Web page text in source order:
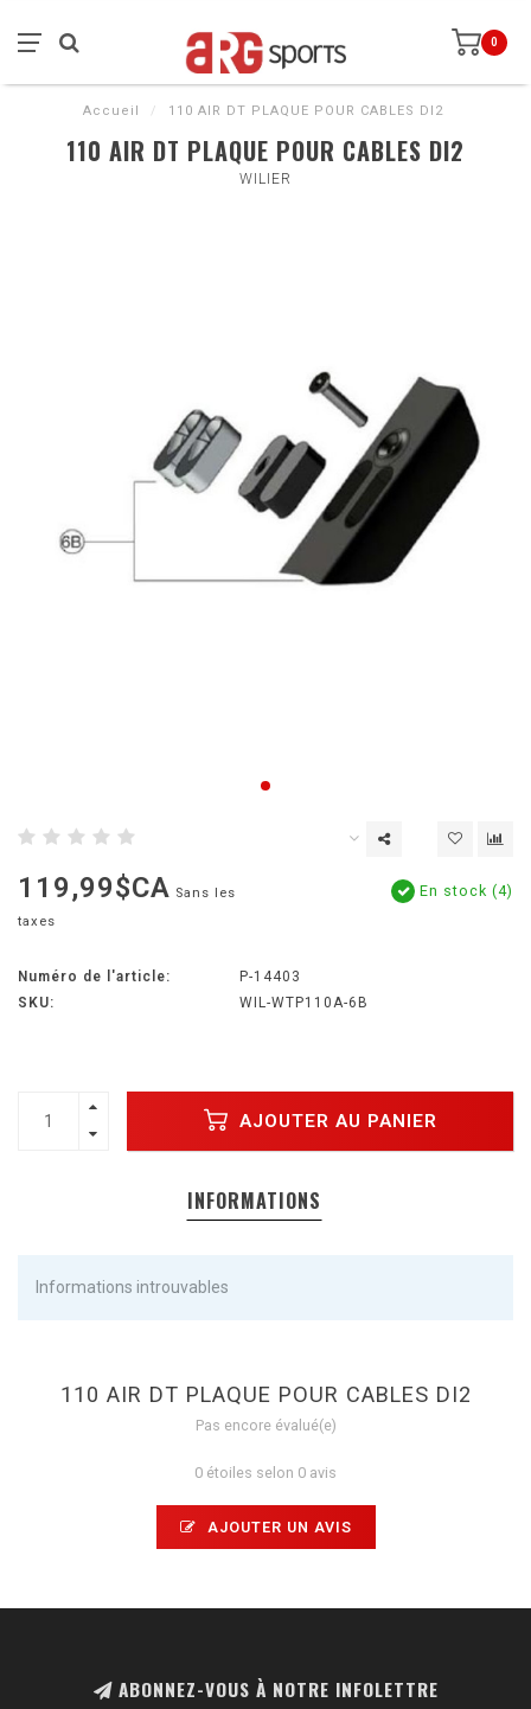
0
Accueil / 110 AIR DT PLAQUE POUR CABLES DI2
110 AIR DT PLAQUE POUR CABLES DI2
WILIER
119,99$CA Sans les
taxes
En stock (4)
Numéro de l'article:
P-14403
SKU:
WIL-WTP110A-6B
AJOUTER AU PANIER
INFORMATIONS
Informations introuvables
110 AIR DT PLAQUE POUR CABLES DI2
Pas encore évalué(e)
0 étoiles selon 0 avis
AJOUTER UN AVIS
ABONNEZ-VOUS À NOTRE INFOLETTRE